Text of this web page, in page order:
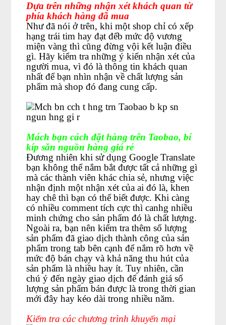
Dựa trên những nhận xét khách quan từ
phía khách hàng đã mua
Như đã nói ở trên, khi một shop chỉ có xếp
hạng trái tim hay đạt đếb mức độ vương
miện vàng thì cũng đừng vội kết luận điều
gì. Hãy kiểm tra những ý kiến nhận xét của
người mua, vì đó là thông tin khách quan
nhất để bạn nhìn nhận về chất lượng sản
phẩm mà shop đó đang cung cấp.
Mách bạn cách đặt hàng trên Taobao, bí
kíp săn nguồn hàng giá rẻ
Đương nhiên khi sử dụng Google Translate
bạn không thể nắm bắt được tất cả những gì
mà các thành viên khác chia sẻ, nhưng việc
nhận định một nhận xét của ai đó là, khen
hay chê thì bạn có thể biết được. Khi càng
có nhiều comment tích cực thì canhg nhiều
minh chứng cho sản phẩm đó là chất lượng.
Ngoài ra, bạn nên kiểm tra thêm số lượng
sản phẩm đã giao dịch thành công của sản
phẩm trong tab bên cạnh để nắm rõ hơn về
mức độ bán chạy và khả năng thu hút của
sản phẩm là nhiều hay ít. Tuy nhiên, cần
chú ý đến ngày giao dịch để đánh giá số
lượng sản phẩm bán được là trong thời gian
mới đây hay kéo dài trong nhiều năm.
Kiểm tra các chương trình khuyến mại